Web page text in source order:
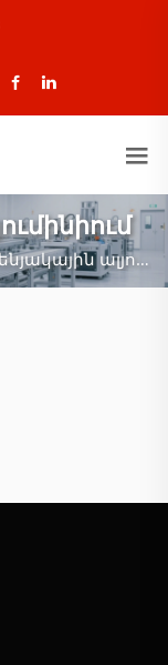
ալյումինիում